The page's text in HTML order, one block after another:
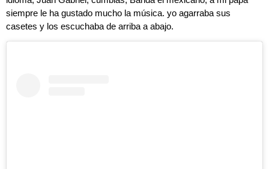
siempre le ha gustado mucho la música. yo agarraba sus
casetes y los escuchaba de arriba a abajo.